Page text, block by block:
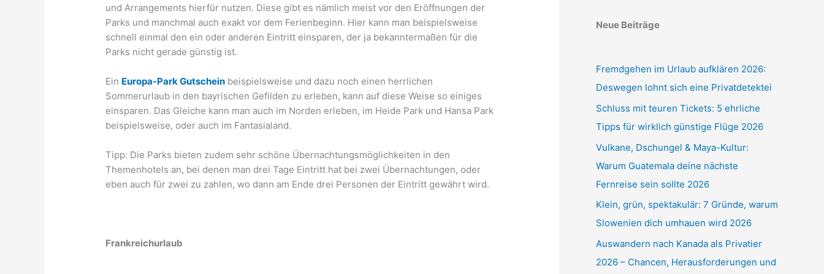
und Arrangements hierfür nutzen. Diese gibt es nämlich meist vor den Eröffnungen der
Parks und manchmal auch exakt vor dem Ferienbeginn. Hier kann man beispielsweise
schnell einmal den ein oder anderen Eintritt einsparen, der ja bekanntermaßen für die
Parks nicht gerade günstig ist.
Ein Europa-Park Gutschein beispielsweise und dazu noch einen herrlichen
Sommerurlaub in den bayrischen Gefilden zu erleben, kann auf diese Weise so einiges
einsparen. Das Gleiche kann man auch im Norden erleben, im Heide Park und Hansa Park
beispielsweise, oder auch im Fantasialand.
Tipp: Die Parks bieten zudem sehr schöne Übernachtungsmöglichkeiten in den
Themenhotels an, bei denen man drei Tage Eintritt hat bei zwei Übernachtungen, oder
eben auch für zwei zu zahlen, wo dann am Ende drei Personen der Eintritt gewährt wird.
Frankreichurlaub
Neue Beiträge
Fremdgehen im Urlaub aufklären 2026:
Deswegen lohnt sich eine Privatdetektei
Schluss mit teuren Tickets: 5 ehrliche
Tipps für wirklich günstige Flüge 2026
Vulkane, Dschungel & Maya-Kultur:
Warum Guatemala deine nächste
Fernreise sein sollte 2026
Klein, grün, spektakulär: 7 Gründe, warum
Slowenien dich umhauen wird 2026
Auswandern nach Kanada als Privatier
2026 – Chancen, Herausforderungen und